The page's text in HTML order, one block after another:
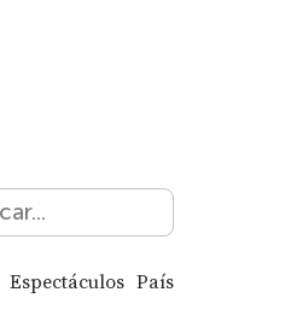
Espectáculos País